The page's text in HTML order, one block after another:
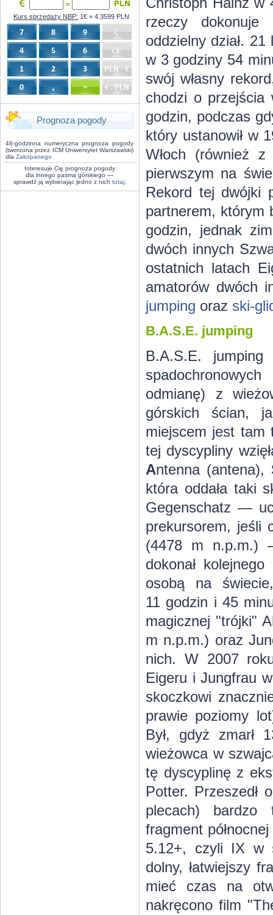
rzeczy
oddzielny dział.
w 3 godziny 54
swój własny
chodzi o przejścia
godzin, podczas
który ustanowił w
Włoch (również
pierwszym na
Rekord tej dwójki
partnerem, którym
godzin, jednak
dwóch innych
ostatnich latach
amatorów dwóch
jumping oraz ski-
B.A.S.E. jumping
B.A.S.E.
odmianę) z
górskich ścian,
miejscem jest
tej dyscypliny
Antenna (antena),
która oddała taki
Gegenschatz —
prekursorem, jeśli
(4478 m n.p.m.)
dokonał
osobą na
11 godzin i 45
magicznej "trójki"
m n.p.m.) oraz
nich. W 2007
Eigeru i Jungfrau
skoczkowi
prawie poziomy
Był, gdyż zmarł
wieżowca w
tę dyscyplinę z
Potter. Przeszedł
plecach) bardzo
fragment
5.12+, czyli IX w
dolny, łatwiejszy
mieć czas na
nakręcono film
=
Kurs sprzedaży NBP: 1€ = 4.3599 PLN
Prognoza pogody
48-godzinna numeryczna prognoza pogody
(tworzona przez ICM Uniwersytet Warszawski)
dla Zakopanego
Interesuje Cię prognoza pogody
dla innego pasma górskiego —
sprawdź ją wybierając jedno z nich tutaj.